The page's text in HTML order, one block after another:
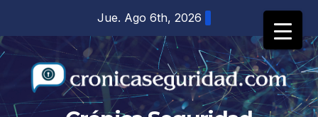
contenido
Jue. Ago 6th, 2026